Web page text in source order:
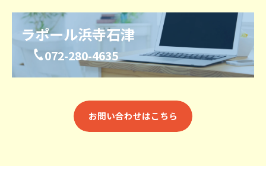
ラポール浜寺石津
072-280-4635
お問い合わせはこちら